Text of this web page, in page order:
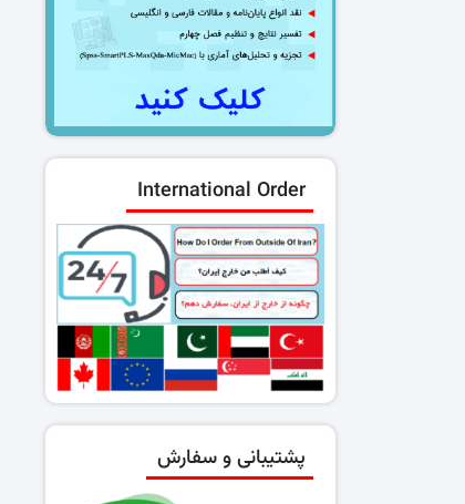
International Order
پشتیبانی و سفارش